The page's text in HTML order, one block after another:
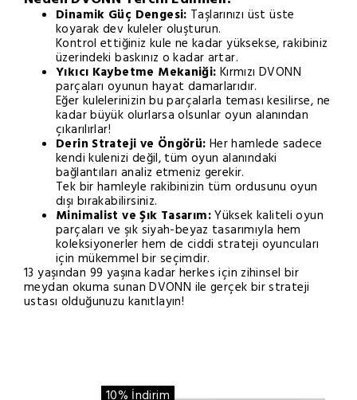
Dinamik Güç Dengesi: Taşlarınızı üst üste
koyarak dev kuleler oluşturun.
Kontrol ettiğiniz kule ne kadar yüksekse, rakibiniz
üzerindeki baskınız o kadar artar.
Yıkıcı Kaybetme Mekaniği: Kırmızı DVONN
parçaları oyunun hayat damarlarıdır.
Eğer kulelerinizin bu parçalarla teması kesilirse, ne
kadar büyük olurlarsa olsunlar oyun alanından
çıkarılırlar!
Derin Strateji ve Öngörü: Her hamlede sadece
kendi kulenizi değil, tüm oyun alanındaki
bağlantıları analiz etmeniz gerekir.
Tek bir hamleyle rakibinizin tüm ordusunu oyun
dışı bırakabilirsiniz.
Minimalist ve Şık Tasarım:Yüksek kaliteli oyun
parçaları ve şık siyah-beyaz tasarımıyla hem
koleksiyonerler hem de ciddi strateji oyuncuları
için mükemmel bir seçimdir.
13 yaşından 99 yaşına kadar herkes için zihinsel bir
meydan okuma sunan DVONN ile gerçek bir strateji
ustası olduğunuzu kanıtlayın!
10% İndirim